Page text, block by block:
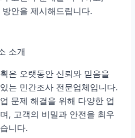
안을 제시해드립니다.
소개
은 오랫동안 신뢰와 믿음을
는 민간조사 전문업체입니다.
문제 해결을 위해 다양한 업
, 고객의 비밀과 안전을 최우
니다.